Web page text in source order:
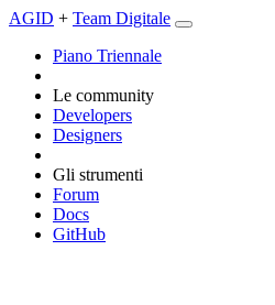
AGID + Team Digitale
Piano Triennale
Le community
Developers
Designers
Gli strumenti
Forum
Docs
GitHub